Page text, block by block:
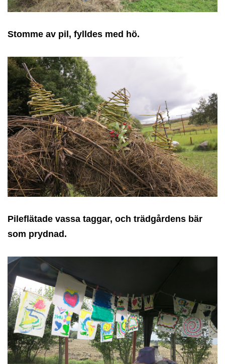
Stomme av pil, fylldes med hö.
Pileflätade vassa taggar, och trädgårdens bär
som prydnad.